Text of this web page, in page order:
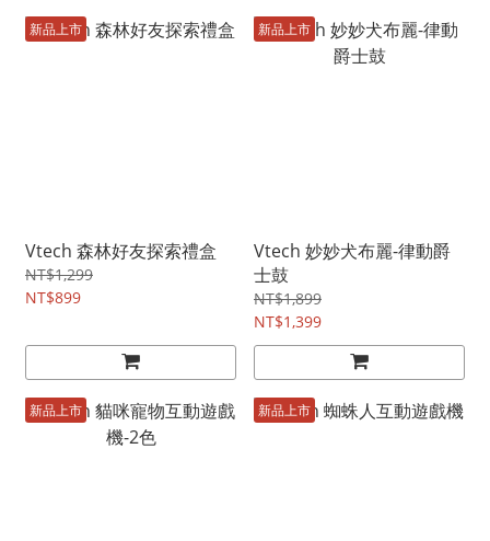
新品上市
Vtech 森林好友探索禮盒
NT$1,299
NT$899
新品上市
Vtech 妙妙犬布麗-律動爵
士鼓
NT$1,899
NT$1,399
新品上市 新品上市